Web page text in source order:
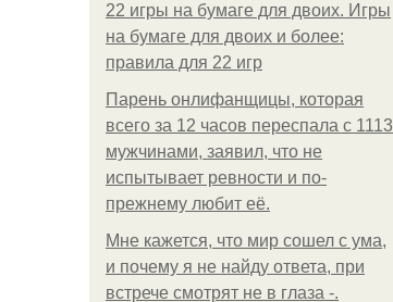
22 игры на бумаге для двоих. Игры
на бумаге для двоих и более:
правила для 22 игр
Парень онлифанщицы, которая
всего за 12 часов переспала с 1113
мужчинами, заявил, что не
испытывает ревности и по-
прежнему любит её.
Мне кажется, что мир сошел с ума,
и почему я не найду ответа, при
встрече смотрят не в глаза -.